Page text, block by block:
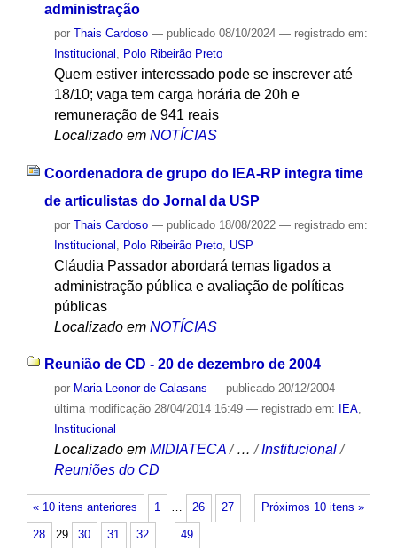
administração
por Thais Cardoso — publicado08/10/2024 — registrado em:
Institucional
Polo Ribeirão Preto
Quem estiver interessado pode se inscrever até
18/10; vaga tem carga horária de 20h e
remuneração de 941 reais
Localizado em NOTÍCIAS
Coordenadora de grupo do IEA-RP integra time
de articulistas do Jornal da USP
por Thais Cardoso — publicado18/08/2022 — registrado em:
Institucional
Polo Ribeirão Preto, USP
Cláudia Passador abordará temas ligados a
administração pública e avaliação de políticas
públicas
Localizado em NOTÍCIAS
Reunião de CD - 20 de dezembro de 2004
por Maria Leonor de Calasans — publicado20/12/2004 —
última modificação28/04/2014 16:49 — registrado em: IEA,
Institucional
Localizado em MIDIATECA /…/Institucional /
Reuniões do CD
« 10 itens anteriores Próximos 10 itens »
1 … 26 27
28 29 30 31 32 … 49